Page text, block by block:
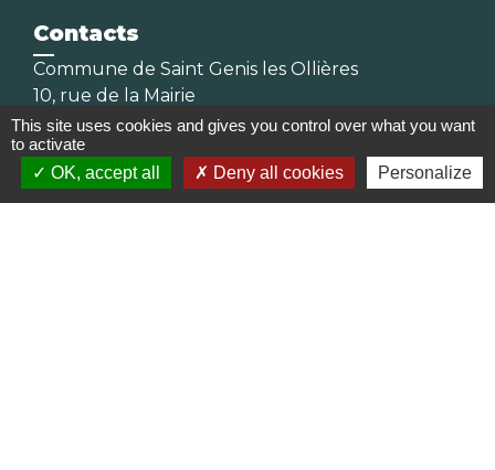
Contacts
Commune de Saint Genis les Ollières
10, rue de la Mairie
69290 Saint-Genis-les-Ollières - FRANCE
+33 4 78 57 05 55
Contact par formulaire
This site uses cookies and gives you control over what you want
to activate
OK, accept all
Deny all cookies Personalize